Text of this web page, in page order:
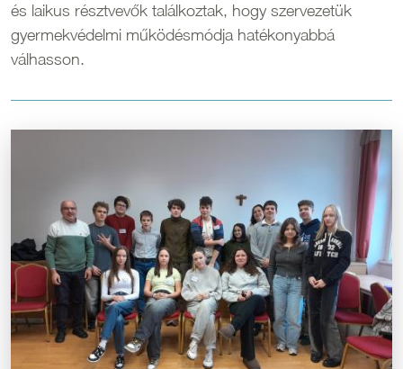
és laikus résztvevők találkoztak, hogy szervezetük
gyermekvédelmi működésmódja hatékonyabbá
válhasson.